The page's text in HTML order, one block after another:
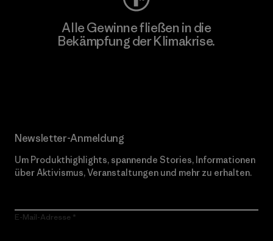
Alle Gewinne fließen in die
Bekämpfung der Klimakrise.
Newsletter-Anmeldung
Um Produkthighlights, spannende Stories, Informationen
über Aktivismus, Veranstaltungen und mehr zu erhalten.
E-Mail-Adresse